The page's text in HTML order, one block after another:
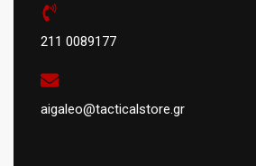
211 0089177
aigaleo@tacticalstore.gr